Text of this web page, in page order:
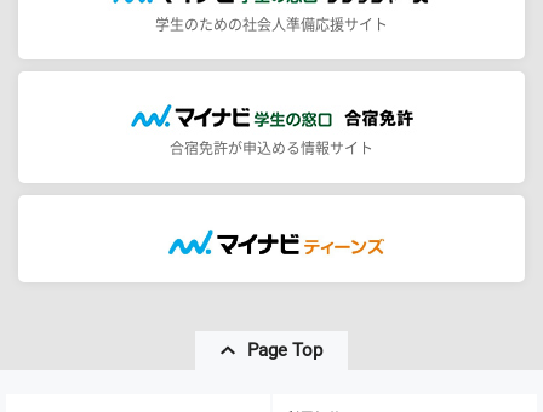
学生のための社会人準備応援サイト
合宿免許が申込める情報サイト
Page Top